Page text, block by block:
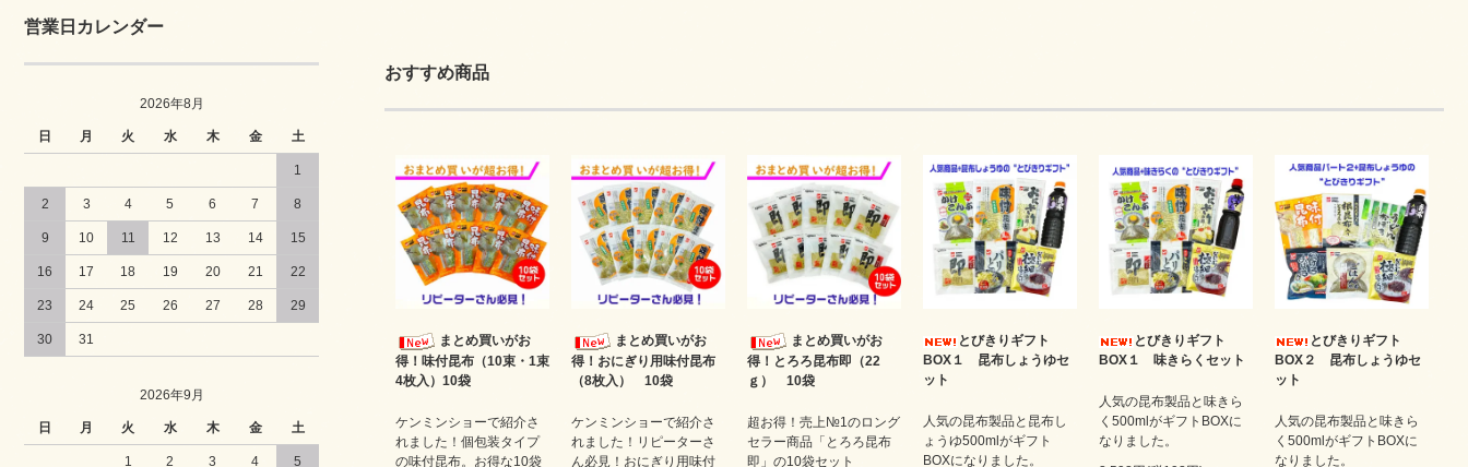
営業日カレンダー
2026年8月
日 月 火 水 木 金 土
1
2 3 4 5 6 7 8
9 10 11 12 13 14 15
16 17 18 19 20 21 22
23 24 25 26 27 28 29
30 31
2026年9月
日 月 火 水 木 金 土
1 2 3 4 5
おすすめ商品
まとめ買いがお
得！味付昆布（10束・1束
4枚入）10袋
ケンミンショーで紹介さ
れました！個包装タイプ
の味付昆布。お得な10袋
まとめ買いがお
得！おにぎり用味付昆布
（8枚入） 10袋
ケンミンショーで紹介さ
れました！リピーターさ
ん必見！おにぎり用味付
まとめ買いがお
得！とろろ昆布即（22
ｇ） 10袋
超お得！売上№1のロング
セラー商品「とろろ昆布
即」の10袋セット
とびきりギフト
BOX１ 昆布しょうゆセ
ット
人気の昆布製品と昆布し
ょうゆ500mlがギフト
BOXになりました。
とびきりギフト
BOX１ 味きらくセット
人気の昆布製品と味きら
く500mlがギフトBOXに
なりました。
とびきりギフト
BOX２ 昆布しょうゆセ
ット
人気の昆布製品と味きら
く500mlがギフトBOXに
なりました。